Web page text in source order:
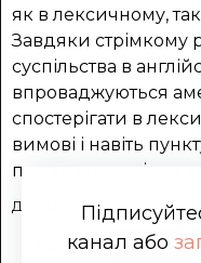
як в лексичному,
Завдяки стрімкому
суспільства в
впроваджуються
спостерігати в
вимові і навіть
про американізми в…
ДЕТАЛЬНІШЕ
Назад 1 2
канал або